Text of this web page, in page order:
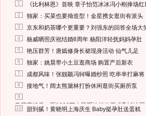
1 《比利林恩》首映 章子怡范冰冰冯小刚捧场红
2 独家：买菜也要拗造型！金星携女逛街有派头
3 京东和奶茶哪个更重要？刘强东的回答全场大
4 杨威晒照庆祝结婚8周年 杨阳洋轻抚妈妈孕肚
5 艳压群芳！唐嫣修身长裙现身活动 仙气儿足
6 独家：姚晨带小土豆逛商场 购置产后新衣
7 成都风味！张靓颖冯轲曝婚纱照 吃串串打麻将
8 接地气！阔太熊黛林打扮休闲逛街买厕所泵
9
马蓉离婚后，砸1000万人民币给媒体要求删掉这照
10 甜到腻！黄晓明上海庆生 Baby挺孕肚送蛋糕